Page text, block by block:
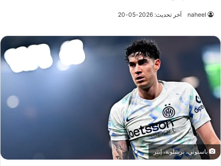
naheel آخر تحديث: 2026-05-20
باستوني، برشلونة، إنتر